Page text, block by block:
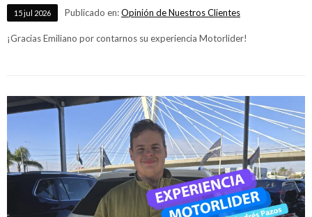
15jul 2026 Publicado en:Opinión de Nuestros Clientes
¡Gracias Emiliano por contarnos su experiencia Motorlider!